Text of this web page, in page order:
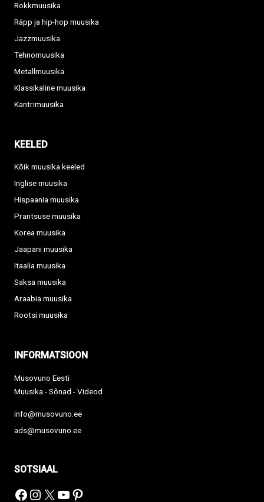
Rokkmuusika
Räpp ja hip-hop muusika
Jazzmuusika
Tehnomuusika
Metallmuusika
Klassikaline muusika
Kantrimuusika
KEELED
Kõik muusika keeled
Inglise muusika
Hispaania muusika
Prantsuse muusika
Korea muusika
Jaapani muusika
Itaalia muusika
Saksa muusika
Araabia muusika
Rootsi muusika
INFORMATSIOON
Musovuno Eesti
Muusika - Sõnad - Videod
info@musovuno.ee
ads@musovuno.ee
SOTSIAAL
Facebook
Instagram
X YouTube
Pinterest